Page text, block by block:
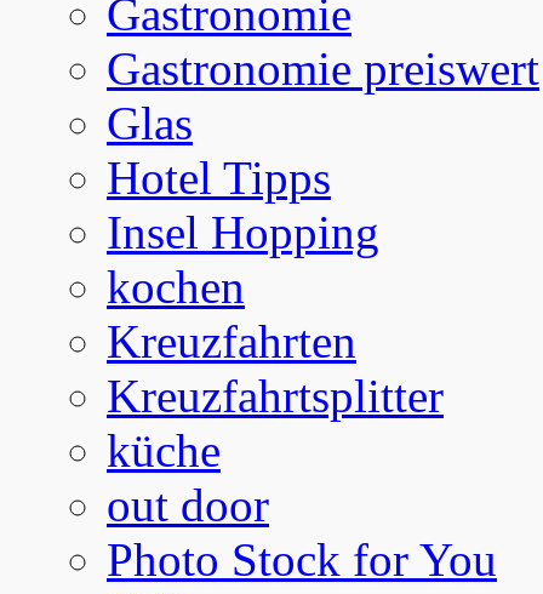
Gastronomie
Gastronomie preiswert
Glas
Hotel Tipps
Insel Hopping
kochen
Kreuzfahrten
Kreuzfahrtsplitter
küche
out door
Photo Stock for You